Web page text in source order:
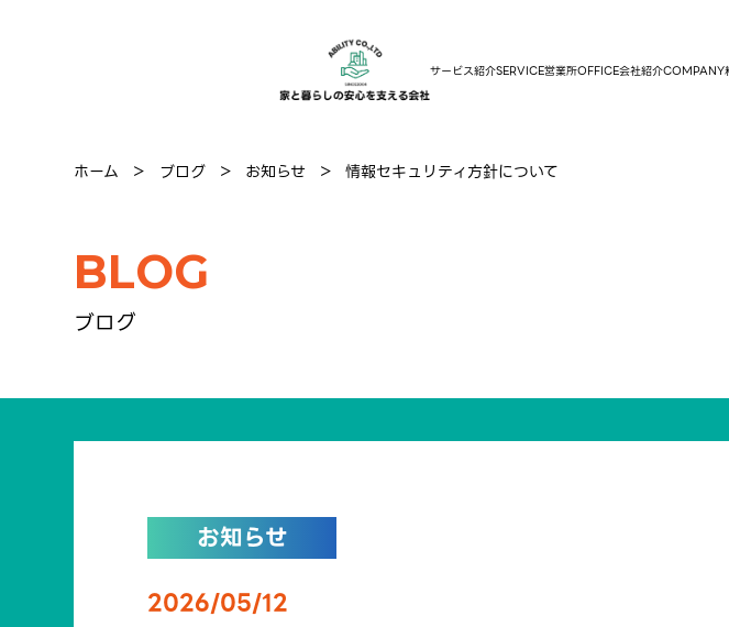
サービス紹介SERVICE営業所OFFICE会社紹介COMPANY
ホーム ＞ ブログ ＞ お知らせ ＞ 情報セキュリティ方針について
BLOG
ブログ
お知らせ
2026/05/12